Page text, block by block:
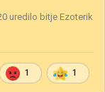
uredilo bitje Ezoterik
1 1